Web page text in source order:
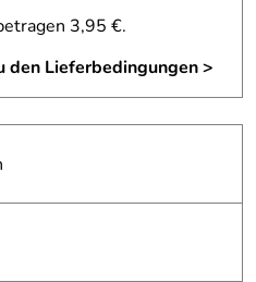
3,95 €.
den Lieferbedingungen >